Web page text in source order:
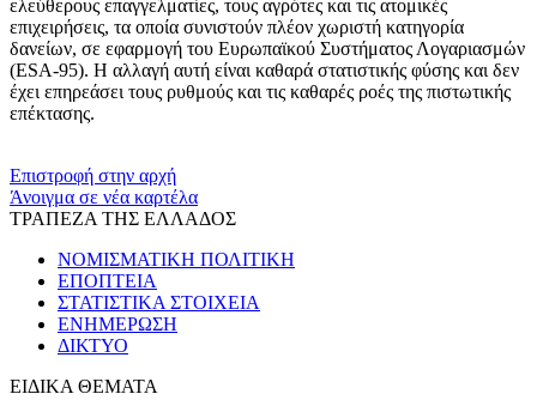
ελεύθερους επαγγελματίες, τους αγρότες και τις ατομικές
επιχειρήσεις, τα οποία συνιστούν πλέον χωριστή κατηγορία
δανείων, σε εφαρμογή του Ευρωπαϊκού Συστήματος Λογαριασμών
(ESA-95). Η αλλαγή αυτή είναι καθαρά στατιστικής φύσης και δεν
έχει επηρεάσει τους ρυθμούς και τις καθαρές ροές της πιστωτικής
επέκτασης.
Επιστροφή στην αρχή
Άνοιγμα σε νέα καρτέλα
ΤΡΑΠΕΖΑ ΤΗΣ ΕΛΛΑΔΟΣ
ΝΟΜΙΣΜΑΤΙΚΗ ΠΟΛΙΤΙΚΗ
ΕΠΟΠΤΕΙΑ
ΣΤΑΤΙΣΤΙΚΑ ΣΤΟΙΧΕΙΑ
ΕΝΗΜΕΡΩΣΗ
ΔΙΚΤΥΟ
ΕΙΔΙΚΑ ΘΕΜΑΤΑ